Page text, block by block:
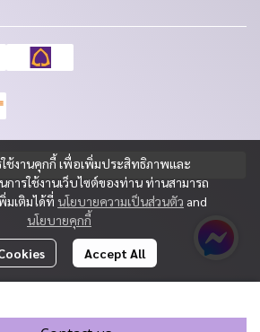
ใช้งานคุกกี้ เพื่อเพิ่มประสิทธิภาพและ
ารใช้งานเว็บไซต์ของท่าน ท่านสามารถ
มเติมได้ที่ นโยบายความเป็นส่วนตัว and
นโยบายคุกกี้
Accept All
Visitor347